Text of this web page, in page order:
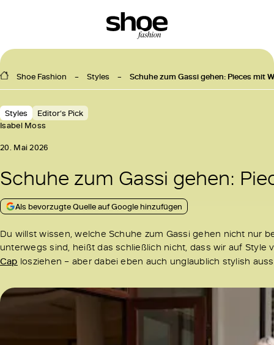
Shoe Fashion Styles Schuhe zum Gassi gehen: Pieces mit
Styles
Editor‘s Pick
Isabel Moss
20. Mai 2026
Schuhe zum Gassi gehen:
Als bevorzugte Quelle auf Google hinzufügen
Du willst wissen, welche Schuhe zum Gassi gehen nicht nur
unterwegs sind, heißt das schließlich nicht, dass wir auf
Cap losziehen – aber dabei eben auch unglaublich stylish